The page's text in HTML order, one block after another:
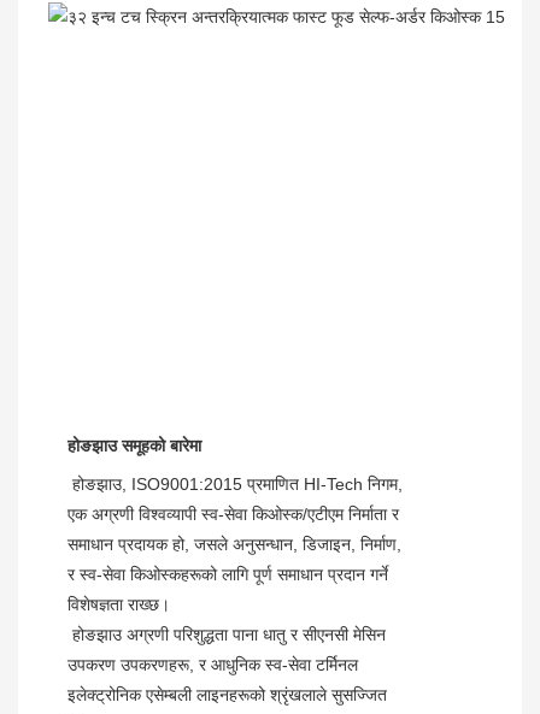
होङझाउ समूहको बारेमा
एक अग्रणी विश्वव्यापी स्व-सेवा किओस्क/एटीएम निर्माता र
समाधान प्रदायक हो, जसले अनुसन्धान, डिजाइन, निर्माण,
र स्व-सेवा किओस्कहरूको लागि पूर्ण समाधान प्रदान गर्ने
विशेषज्ञता राख्छ।
उपकरण उपकरणहरू, र आधुनिक स्व-सेवा टर्मिनल
इलेक्ट्रोनिक एसेम्बली लाइनहरूको श्रृंखलाले सुसज्जित